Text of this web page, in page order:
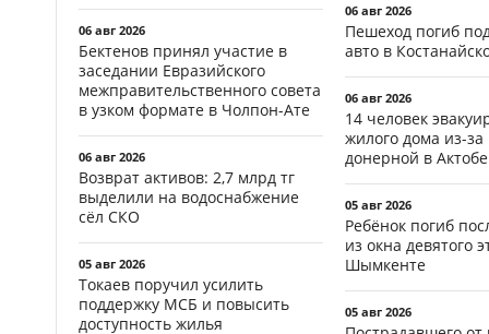
06 авг 2026
Бектенов принял участие в
заседании Евразийского
межправительственного совета
в узком формате в Чолпон-Ате
06 авг 2026
Возврат активов: 2,7 млрд тг
выделили на водоснабжение
сёл СКО
05 авг 2026
Токаев поручил усилить
поддержку МСБ и повысить
доступность жилья
06 авг 2026
Пешеход погиб
авто в
06 авг 2026
14 человек
жилого дома из-
донерной в Актобе
05 авг 2026
Ребёнок погиб
из окна девятого
Шымкенте
05 авг 2026